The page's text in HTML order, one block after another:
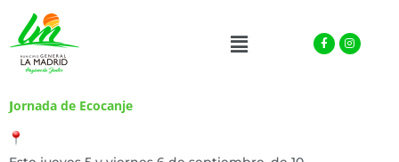
Menu Facebook-
f
Instagram
𝗝ornada de Ecocanje